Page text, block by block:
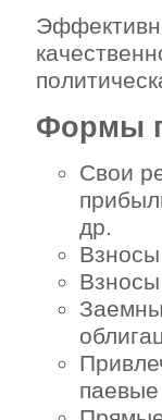
Формы
Свои
др.
Взносы
Взносы